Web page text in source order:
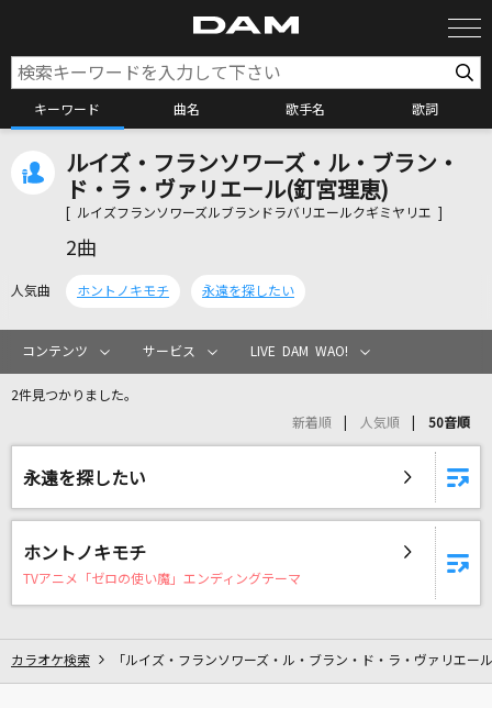
キーワード 曲名 歌手名 歌詞
カラオケ検索
リアルタイムで歌われている曲の一覧
残機
だから僕は音楽を辞めた
ルイズ・フランソワーズ・ル・ブラン・
ド・ラ・ヴァリエール(釘宮理恵)
[ ルイズフランソワーズルブランドラバリエールクギミヤリエ ]
2曲
人気曲 ホントノキモチ 永遠を探したい
コンテンツ サービス LIVE DAM WAO!
2件見つかりました。
新着順 人気順 50音順
永遠を探したい
ホントノキモチ
TVアニメ「ゼロの使い魔」エンディングテーマ
カラオケ検索 「ルイズ・フランソワーズ・ル・ブラン・ド・ラ・ヴァリエー